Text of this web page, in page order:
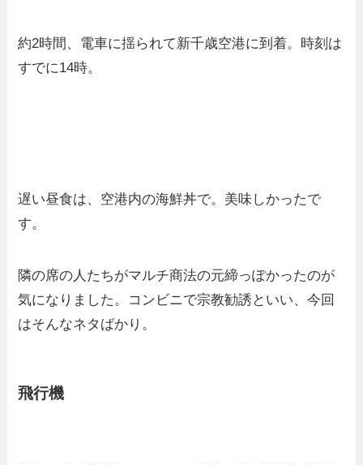
約2時間、電車に揺られて新千歳空港に到着。時刻は
すでに14時。
遅い昼食は、空港内の海鮮丼で。美味しかったで
す。
隣の席の人たちがマルチ商法の元締っぽかったのが
気になりました。コンビニで宗教勧誘といい、今回
はそんなネタばかり。
飛行機